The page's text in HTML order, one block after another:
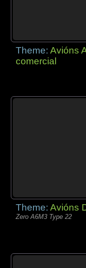
Theme:Avións
comercial
Theme:Avións
Zero A6M3 Type 22